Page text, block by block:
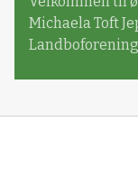
Michaela Toft
Landboforening